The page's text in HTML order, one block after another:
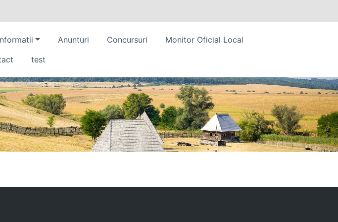
Anunturi Concursuri
Monitor Oficial Local
test